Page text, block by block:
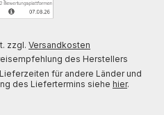
zzgl. Versandkosten
des Herstellers
für andere Länder und
des Liefertermins siehe hier.